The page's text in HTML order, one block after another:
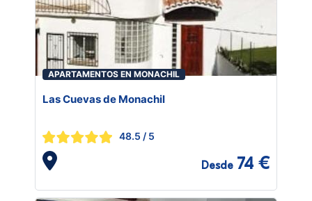
APARTAMENTOS EN MONACHIL
Las Cuevas de Monachil
48.5 / 5
Desde 74 €